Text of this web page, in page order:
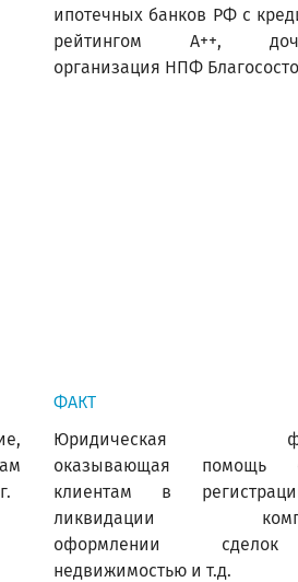
ипотечных банков РФ с
рейтингом А++,
организация НПФ
ФАКТ
Юридическая
оказывающая помощь
клиентам в
ликвидации
оформлении
недвижимостью и т.д.